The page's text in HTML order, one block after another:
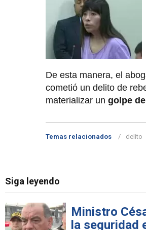
De esta manera, el
cometió un delito de
materializar un golpe
Temas relacionados delito
Siga leyendo
Ministro
la seguridad